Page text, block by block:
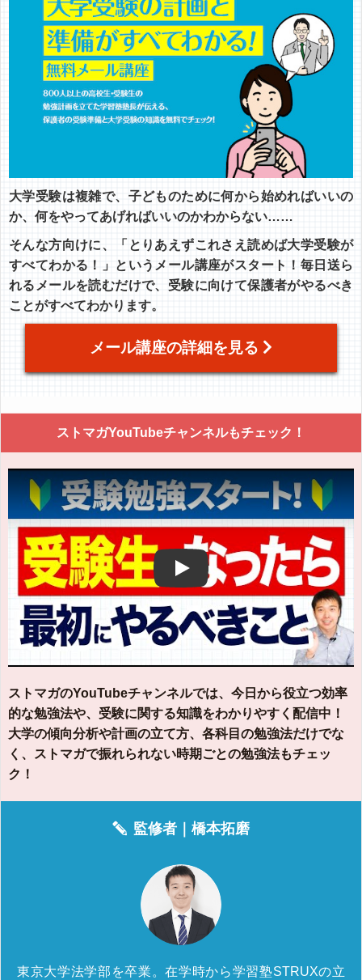
大学受験は複雑で、子どものために何から始めればいいの
か、何をやってあげればいいのかわからない……
そんな方向けに、「とりあえずこれさえ読めば大学受験が
すべてわかる！」というメール講座がスタート！毎日送ら
れるメールを読むだけで、受験に向けて保護者がやるべき
ことがすべてわかります。
メール講座の詳細を見る
ストマガYouTubeチャンネルもチェック！
Play
ストマガのYouTubeチャンネルでは、今日から役立つ効率
的な勉強法や、受験に関する知識をわかりやすく配信中！
大学の傾向分析や計画の立て方、各科目の勉強法だけでな
く、ストマガで振れられない時期ごとの勉強法もチェッ
ク！
監修者｜橋本拓磨
東京大学法学部を卒業。在学時から学習塾STRUXの立